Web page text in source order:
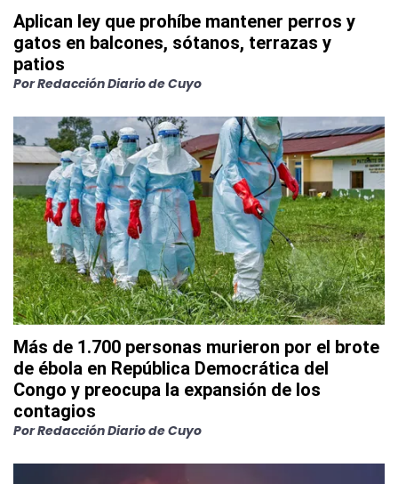
Aplican ley que prohíbe mantener perros y
gatos en balcones, sótanos, terrazas y
patios
PorRedacción Diario de Cuyo
Más de 1.700 personas murieron por el brote
de ébola en República Democrática del
Congo y preocupa la expansión de los
contagios
PorRedacción Diario de Cuyo